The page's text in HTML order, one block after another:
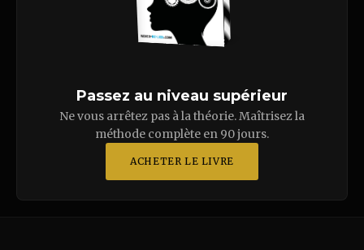
Passez au niveau supérieur
Ne vous arrêtez pas à la théorie. Maîtrisez la
méthode complète en 90 jours.
ACHETER LE LIVRE